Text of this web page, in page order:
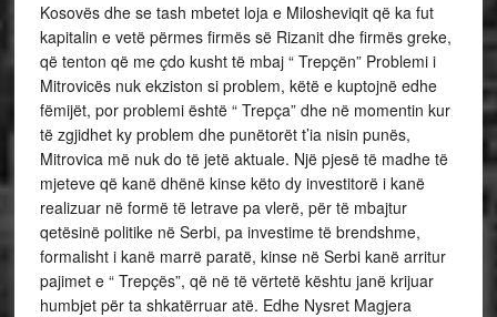
Kosovës dhe se tash mbetet loja e Milosheviqit që ka fut
kapitalin e vetë përmes firmës së Rizanit dhe firmës greke,
që tenton që me çdo kusht të mbaj “ Trepçën” Problemi i
Mitrovicës nuk ekziston si problem, këtë e kuptojnë edhe
fëmijët, por problemi është “ Trepça” dhe në momentin kur
të zgjidhet ky problem dhe punëtorët t’ia nisin punës,
Mitrovica më nuk do të jetë aktuale. Një pjesë të madhe të
mjeteve që kanë dhënë kinse këto dy investitorë i kanë
realizuar në formë të letrave pa vlerë, për të mbajtur
qetësinë politike në Serbi, pa investime të brendshme,
formalisht i kanë marrë paratë, kinse në Serbi kanë arritur
pajimet e “ Trepçës”, që në të vërtetë kështu janë krijuar
humbjet për ta shkatërruar atë. Edhe Nysret Magjera